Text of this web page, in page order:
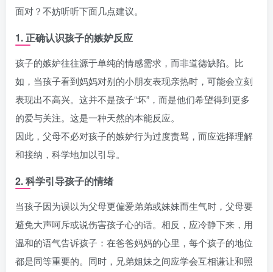
面对？不妨听听下面几点建议。
1. 正确认识孩子的嫉妒反应
孩子的嫉妒往往源于单纯的情感需求，而非道德缺陷。比
如，当孩子看到妈妈对别的小朋友表现亲热时，可能会立刻
表现出不高兴。这并不是孩子“坏”，而是他们希望得到更多
的爱与关注。这是一种天然的本能反应。
因此，父母不必对孩子的嫉妒行为过度责骂，而应选择理解
和接纳，科学地加以引导。
2. 科学引导孩子的情绪
当孩子因为误以为父母更偏爱弟弟或妹妹而生气时，父母要
避免大声呵斥或说伤害孩子心的话。相反，应冷静下来，用
温和的语气告诉孩子：在爸爸妈妈的心里，每个孩子的地位
都是同等重要的。同时，兄弟姐妹之间应学会互相谦让和照